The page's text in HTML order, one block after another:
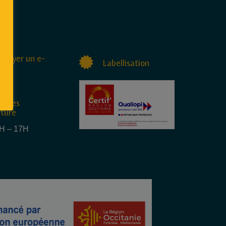
un e-
– 17H
Labellisation